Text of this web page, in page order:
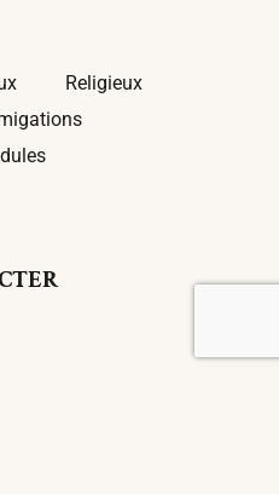
Religieux